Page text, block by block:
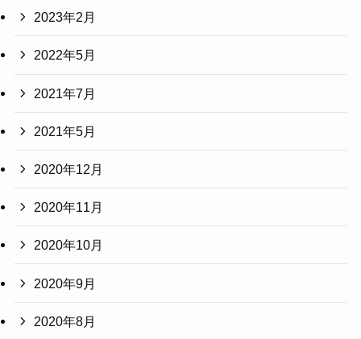
2023年2月
2022年5月
2021年7月
2021年5月
2020年12月
2020年11月
2020年10月
2020年9月
2020年8月